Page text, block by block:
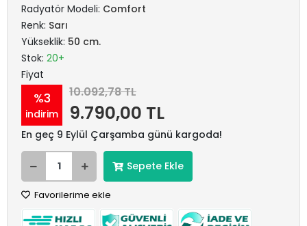
Radyatör Modeli: Comfort
Renk: Sarı
Yükseklik: 50 cm.
Stok: 20+
Fiyat
%3
indirim
10.092,78 TL
9.790,00 TL
En geç 9 Eylül Çarşamba günü kargoda!
Sepete Ekle
Favorilerime ekle